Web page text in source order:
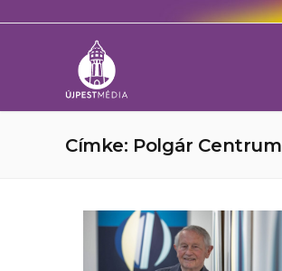
Címke: Polgár Centrum